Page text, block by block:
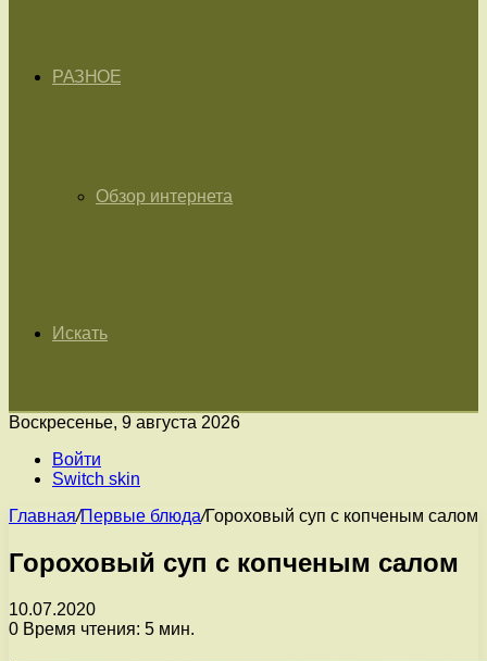
РАЗНОЕ
Обзор интернета
Искать
Воскресенье, 9 августа 2026
Войти
Switch skin
Главная/Первые блюда/Гороховый суп с копченым салом
Гороховый суп с копченым салом
10.07.2020
0 Время чтения: 5 мин.